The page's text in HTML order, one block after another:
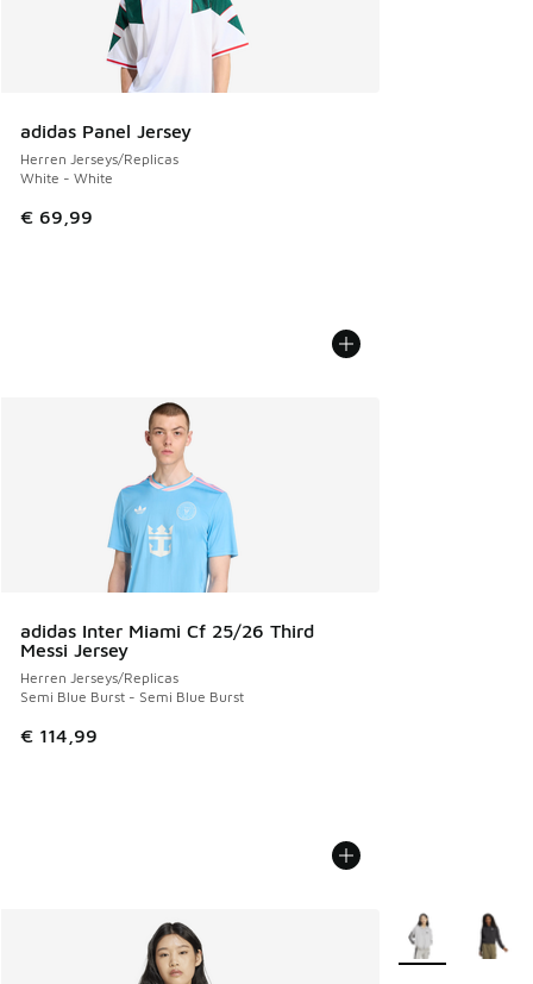
adidas Panel Jersey
Herren Jerseys/Replicas
White - White
€ 69,99
adidas Inter Miami Cf 25/26 Third
Messi Jersey
Herren Jerseys/Replicas
Semi Blue Burst - Semi Blue Burst
€ 114,99
Weitere Farben